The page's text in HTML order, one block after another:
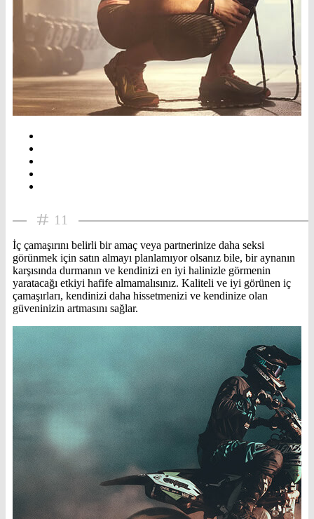
11
İç çamaşırını belirli bir amaç veya partnerinize daha seksi
görünmek için satın almayı planlamıyor olsanız bile, bir aynanın
karşısında durmanın ve kendinizi en iyi halinizle görmenin
yaratacağı etkiyi hafife almamalısınız. Kaliteli ve iyi görünen iç
çamaşırları, kendinizi daha hissetmenizi ve kendinize olan
güveninizin artmasını sağlar.